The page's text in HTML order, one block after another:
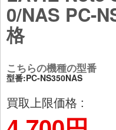
0/NAS PC-
格
こちらの機種の型番
型番:PC-NS350NAS
買取上限価格 :